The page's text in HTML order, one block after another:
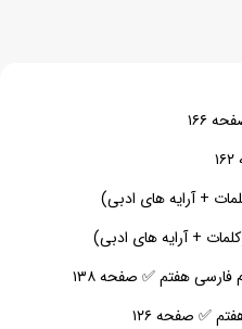
۱۶۶
+ آرایه های ادبی)
+ آرایه های ادبی)
هفتم ✅ صفحه ۱۳۸
✅ صفحه ۱۲۶